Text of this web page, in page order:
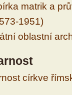
matrik a
1951)
oblastní
církve